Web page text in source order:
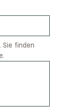
Sie finden